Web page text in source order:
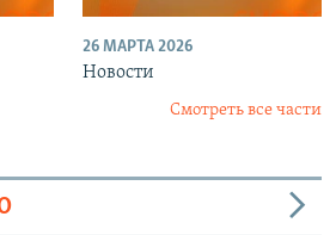
26 МАРТА 2026
Новости
Смотреть все части